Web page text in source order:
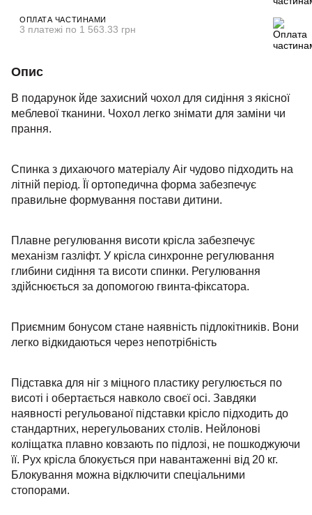
ОПЛАТА ЧАСТИНАМИ
3 платежі по 1 563.33 грн
Опис
В подарунок йде захисний чохол для сидіння з якісної
меблевої тканини. Чохол легко знімати для заміни чи
прання.
Спинка з дихаючого матеріалу Air чудово підходить на
літній період. Її ортопедична форма забезпечує
правильне формування постави дитини.
Плавне регулювання висоти крісла забезпечує
механізм газліфт. У крісла синхронне регулювання
глибини сидіння та висоти спинки. Регулювання
здійснюється за допомогою гвинта-фіксатора.
Приємним бонусом стане наявність підлокітників. Вони
легко відкидаються через непотрібність
Підставка для ніг з міцного пластику регулюється по
висоті і обертається навколо своєї осі. Завдяки
наявності регульованої підставки крісло підходить до
стандартних, нерегульованих столів. Нейлонові
коліщатка плавно ковзають по підлозі, не пошкоджуючи
її. Рух крісла блокується при навантаженні від 20 кг.
Блокування можна відключити спеціальними
стопорами.